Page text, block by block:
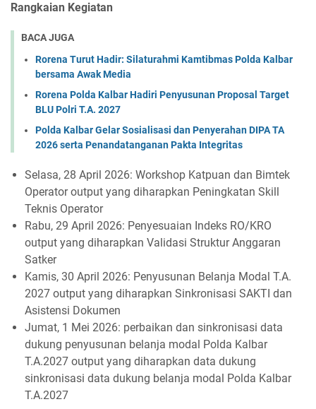
Rangkaian Kegiatan
BACA JUGA
Rorena Turut Hadir: Silaturahmi Kamtibmas Polda Kalbar
bersama Awak Media
Rorena Polda Kalbar Hadiri Penyusunan Proposal Target
BLU Polri T.A. 2027
Polda Kalbar Gelar Sosialisasi dan Penyerahan DIPA TA
2026 serta Penandatanganan Pakta Integritas
Selasa, 28 April 2026: Workshop Katpuan dan Bimtek
Operator output yang diharapkan Peningkatan Skill
Teknis Operator
Rabu, 29 April 2026: Penyesuaian Indeks RO/KRO
output yang diharapkan Validasi Struktur Anggaran
Satker
Kamis, 30 April 2026: Penyusunan Belanja Modal T.A.
2027 output yang diharapkan Sinkronisasi SAKTI dan
Asistensi Dokumen
Jumat, 1 Mei 2026: perbaikan dan sinkronisasi data
dukung penyusunan belanja modal Polda Kalbar
T.A.2027 output yang diharapkan data dukung
sinkronisasi data dukung belanja modal Polda Kalbar
T.A.2027